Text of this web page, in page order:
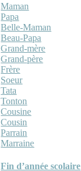
Maman
Papa
Belle-Maman
Beau-Papa
Grand-mère
Grand-père
Frère
Soeur
Tata
Tonton
Cousine
Cousin
Parrain
Marraine
Fin d’année scolaire